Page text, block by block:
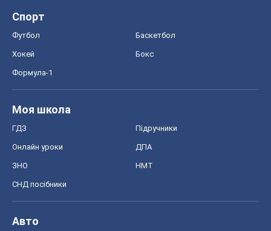
Спорт
Футбол Баскетбол
Хокей Бокс
Формула-1
Моя школа
ГДЗ Підручники
Онлайн уроки ДПА
ЗНО НМТ
СНД посібники
Авто